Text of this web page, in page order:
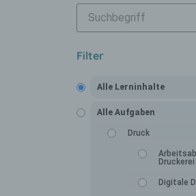
Filter
Alle Lerninhalte
Alle Aufgaben
Druck
Druckerei
Digitale